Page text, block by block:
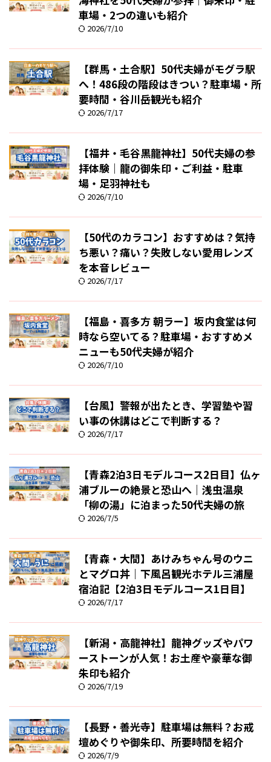
車場・2つの違いも紹介
2026/7/10
【群馬・土合駅】50代夫婦がモグラ駅
へ！486段の階段はきつい？駐車場・所
要時間・谷川岳観光も紹介
2026/7/17
【福井・毛谷黒龍神社】50代夫婦の参
拝体験｜龍の御朱印・ご利益・駐車
場・足羽神社も
2026/7/10
【50代のカラコン】おすすめは？気持
ち悪い？痛い？失敗しない愛用レンズ
を本音レビュー
2026/7/17
【福島・喜多方 朝ラー】坂内食堂は何
時なら空いてる？駐車場・おすすめメ
ニューも50代夫婦が紹介
2026/7/10
【台風】警報が出たとき、学習塾や習
い事の休講はどこで判断する？
2026/7/17
【青森2泊3日モデルコース2日目】仏ヶ
浦ブルーの絶景と恐山へ｜浅虫温泉
「柳の湯」に泊まった50代夫婦の旅
2026/7/5
【青森・大間】あけみちゃん号のウニ
とマグロ丼｜下風呂観光ホテル三浦屋
宿泊記【2泊3日モデルコース1日目】
2026/7/17
【新潟・高龍神社】龍神グッズやパワ
ーストーンが人気！お土産や豪華な御
朱印も紹介
2026/7/19
【長野・善光寺】駐車場は無料？お戒
壇めぐりや御朱印、所要時間を紹介
2026/7/9